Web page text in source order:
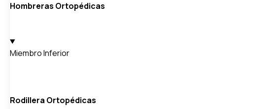
Hombreras Ortopédicas
Miembro Inferior
Rodillera Ortopédicas